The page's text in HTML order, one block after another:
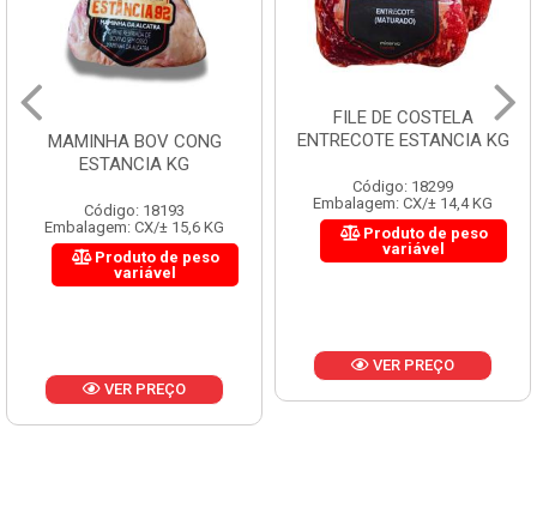
MAMINHA BOV CONG
ESTANCIA KG
Código: 18193
Embalagem: CX/± 15,6 KG
Produto de peso
variável
VER PREÇO
FILE DE COSTELA
ENTRECOTE ESTANCIA KG
Código: 18299
Embalagem: CX/± 14,4 KG
Produto de peso
variável
VER PREÇO